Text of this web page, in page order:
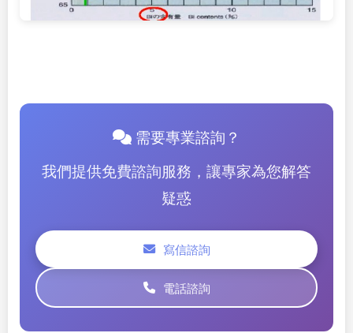
需要專業諮詢？
我們提供免費諮詢服務，讓專家為您解答
疑惑
寫信諮詢
電話諮詢